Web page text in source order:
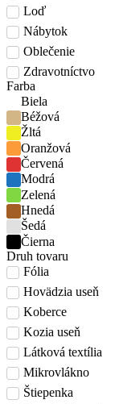
Loď
Nábytok
Oblečenie
Zdravotníctvo
Farba
Biela
Béžová
Žltá
Oranžová
Červená
Modrá
Zelená
Hnedá
Šedá
Čierna
Druh tovaru
Fólia
Hovädzia useň
Koberce
Kozia useň
Látková textília
Mikrovlákno
Štiepenka